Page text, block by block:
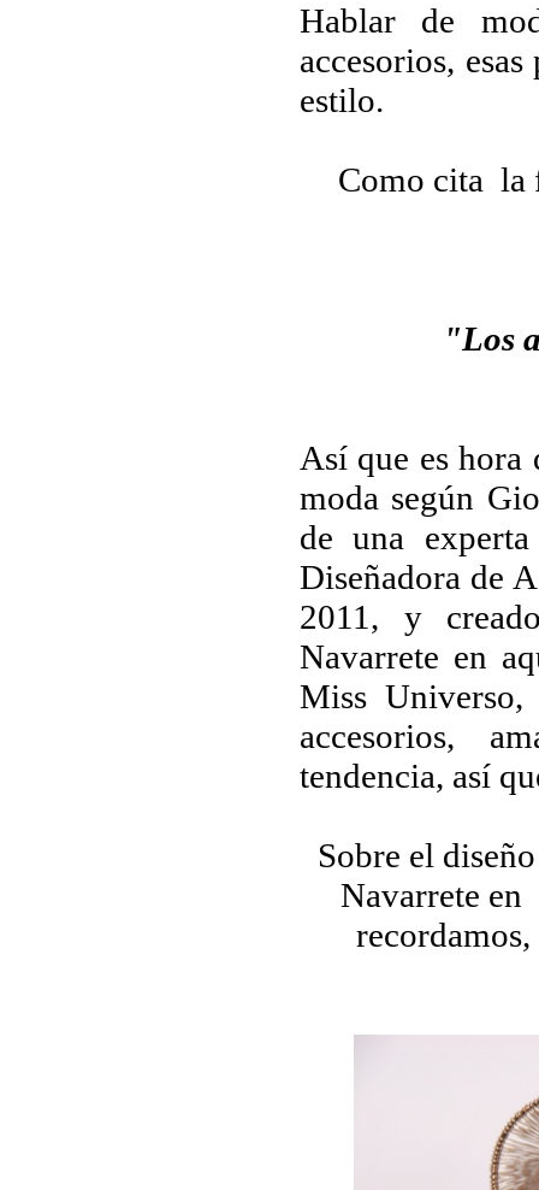
Hablar de
accesorios,
estilo.
Como cita la
"Los
Así que es hora
moda según
de una
Diseñadora de
2011, y
Navarrete en
Miss
accesorios,
tendencia, así
Sobre el
Navarrete en